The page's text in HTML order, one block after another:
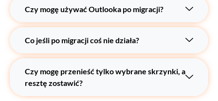
Czy mogę używać Outlooka po migracji?
Co jeśli po migracji coś nie działa?
Czy mogę przenieść tylko wybrane skrzynki, a
resztę zostawić?